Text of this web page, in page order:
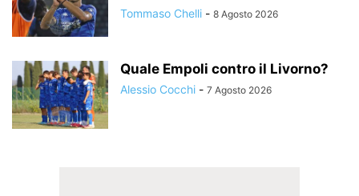
Tommaso Chelli - 8 Agosto 2026
Quale Empoli contro il Livorno?
Alessio Cocchi - 7 Agosto 2026